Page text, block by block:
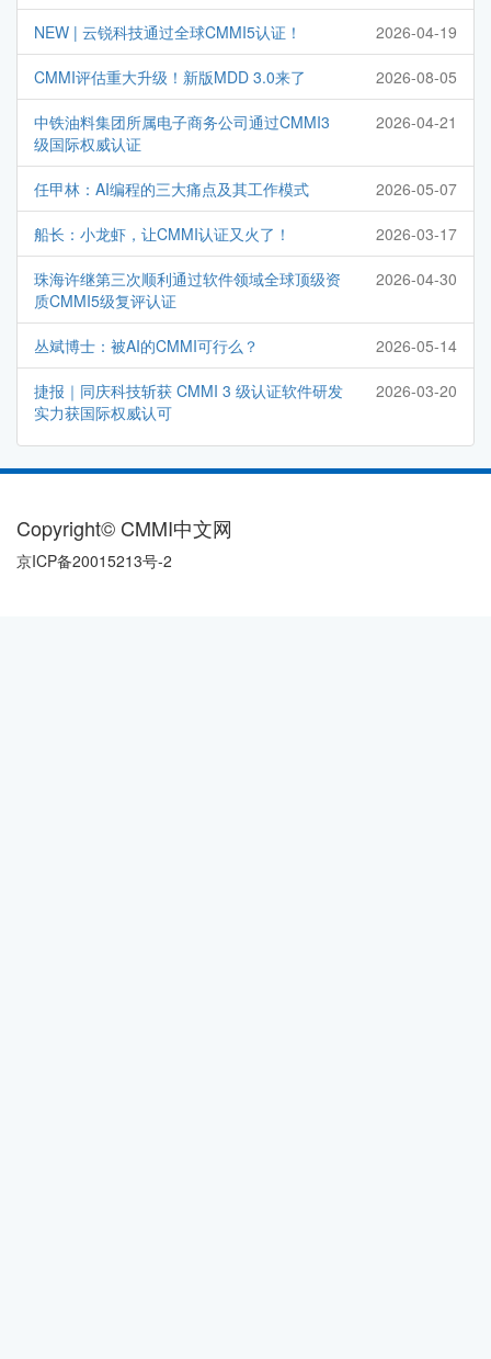
NEW | 云锐科技通过全球CMMI5认证！ 2026-04-19
CMMI评估重大升级！新版MDD 3.0来了 2026-08-05
中铁油料集团所属电子商务公司通过CMMI3
级国际权威认证
2026-04-21
任甲林：AI编程的三大痛点及其工作模式 2026-05-07
船长：小龙虾，让CMMI认证又火了！ 2026-03-17
珠海许继第三次顺利通过软件领域全球顶级资
质CMMI5级复评认证
2026-04-30
丛斌博士：被AI的CMMI可行么？ 2026-05-14
捷报｜同庆科技斩获 CMMI 3 级认证软件研发
实力获国际权威认可
2026-03-20
Copyright© CMMI中文网
京ICP备20015213号-2